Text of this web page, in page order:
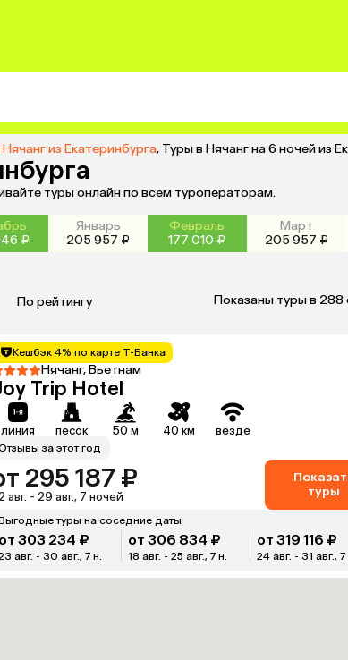
из Екатеринбурга, Туры в Нячанг на 6 ночей из
туры онлайн по всем туроператорам.
₽
Январь
205 957 ₽
Февраль
177 010 ₽
Март
205 957 ₽
По рейтингу Показаны туры в 288
Кешбэк 4% по карте Т-Банка
Нячанг, Вьетнам
Trip Hotel
линия песок 50 м 40 км везде
за этот год
295 187 ₽
авг. - 29 авг., 7 ночей
туры
туры на соседние даты
от 303 234 ₽
авг. - 30 авг., 7 н.
от 306 834 ₽
18 авг. - 25 авг., 7 н.
от 319 116 ₽
24 авг. - 31 авг., 7